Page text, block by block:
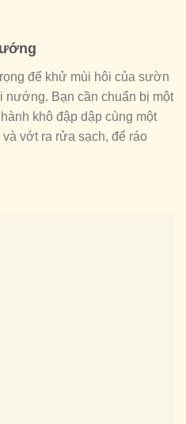
để khử mùi hôi của sườn
Bạn cần chuẩn bị một
khô đập dập cùng một
vớt ra rửa sạch, để ráo